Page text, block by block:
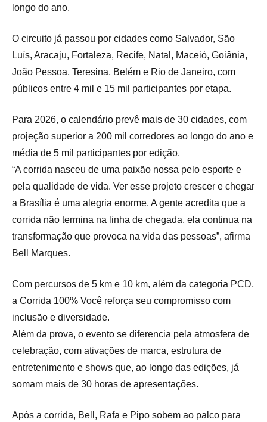
longo do ano.
O circuito já passou por cidades como Salvador, São
Luís, Aracaju, Fortaleza, Recife, Natal, Maceió, Goiânia,
João Pessoa, Teresina, Belém e Rio de Janeiro, com
públicos entre 4 mil e 15 mil participantes por etapa.
Para 2026, o calendário prevê mais de 30 cidades, com
projeção superior a 200 mil corredores ao longo do ano e
média de 5 mil participantes por edição.
“A corrida nasceu de uma paixão nossa pelo esporte e
pela qualidade de vida. Ver esse projeto crescer e chegar
a Brasília é uma alegria enorme. A gente acredita que a
corrida não termina na linha de chegada, ela continua na
transformação que provoca na vida das pessoas”, afirma
Bell Marques.
Com percursos de 5 km e 10 km, além da categoria PCD,
a Corrida 100% Você reforça seu compromisso com
inclusão e diversidade.
Além da prova, o evento se diferencia pela atmosfera de
celebração, com ativações de marca, estrutura de
entretenimento e shows que, ao longo das edições, já
somam mais de 30 horas de apresentações.
Após a corrida, Bell, Rafa e Pipo sobem ao palco para